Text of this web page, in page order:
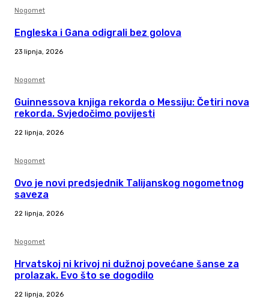
Nogomet
Engleska i Gana odigrali bez golova
23 lipnja, 2026
Nogomet
Guinnessova knjiga rekorda o Messiju: Četiri nova
rekorda. Svjedočimo povijesti
22 lipnja, 2026
Nogomet
Ovo je novi predsjednik Talijanskog nogometnog
saveza
22 lipnja, 2026
Nogomet
Hrvatskoj ni krivoj ni dužnoj povećane šanse za
prolazak. Evo što se dogodilo
22 lipnja, 2026